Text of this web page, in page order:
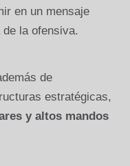
en un mensaje
la ofensiva.
de
estratégicas,
y altos mandos